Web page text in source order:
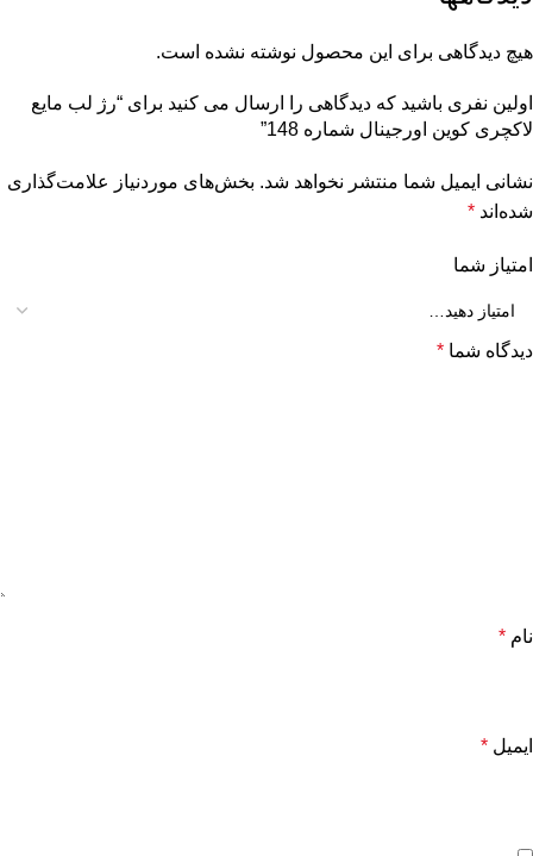
هیچ دیدگاهی برای این محصول نوشته نشده است.
اولین نفری باشید که دیدگاهی را ارسال می کنید برای “رژ لب مایع
لاکچری کوین اورجینال شماره 148”
نشانی ایمیل شما منتشر نخواهد شد. بخش‌های موردنیاز علامت‌گذاری
شده‌اند *
امتیاز شما
دیدگاه شما *
نام *
ایمیل *